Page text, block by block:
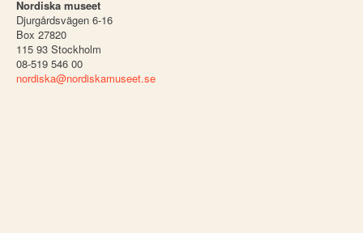
Nordiska museet
Djurgårdsvägen 6-16
Box 27820
115 93 Stockholm
08-519 546 00
nordiska@nordiskamuseet.se